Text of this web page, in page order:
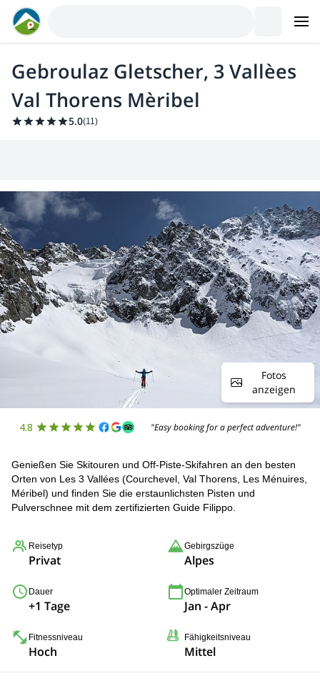
Gebroulaz Gletscher, 3 Vallèes
Val Thorens Mèribel
5.0(11)
Fotos
anzeigen
4.8 "Easy booking for a perfect adventure!"
Genießen Sie Skitouren und Off-Piste-Skifahren an den besten
Orten von Les 3 Vallées (Courchevel, Val Thorens, Les Ménuires,
Méribel) und finden Sie die erstaunlichsten Pisten und
Pulverschnee mit dem zertifizierten Guide Filippo.
Reisetyp
Privat
Gebirgszüge
Alpes
Dauer
+1 Tage
Optimaler Zeitraum
Jan - Apr
Fitnessniveau
Hoch
Fähigkeitsniveau
Mittel